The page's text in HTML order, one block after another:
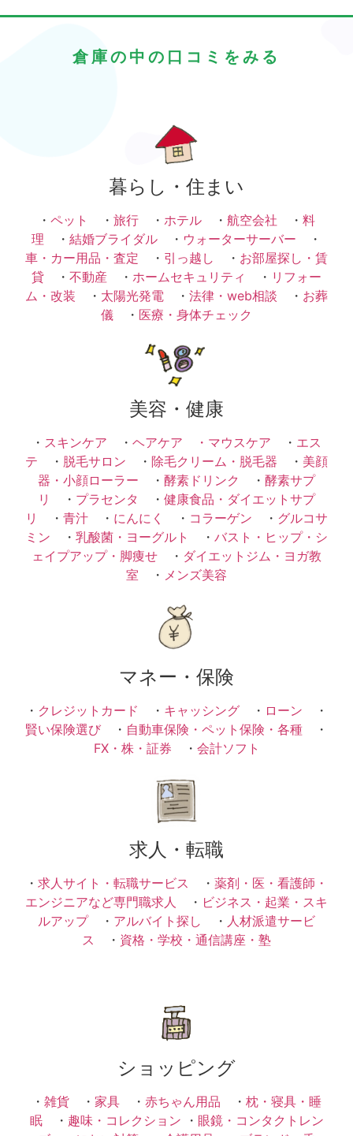
倉庫の中の口コミをみる
暮らし・住まい
・ ペット ・ 旅行 ・ ホテル ・ 航空会社 ・ 料
理 ・ 結婚ブライダル ・ ウォーターサーバー ・
車・カー用品・査定 ・ 引っ越し ・ お部屋探し・賃
貸 ・ 不動産 ・ ホームセキュリティ ・ リフォー
ム・改装 ・ 太陽光発電 ・ 法律・web相談 ・ お葬
儀 ・ 医療・身体チェック
美容・健康
・ スキンケア ・ ヘアケア ・ マウスケア ・ エス
テ ・ 脱毛サロン ・ 除毛クリーム・脱毛器 ・ 美顔
器・小顔ローラー ・ 酵素ドリンク ・ 酵素サプ
リ
・ プラセンタ ・ 健康食品・ダイエットサプ
リ
・ 青汁 ・ にんにく ・ コラーゲン ・ グルコサ
ミン ・ 乳酸菌・ヨーグルト ・ バスト・ヒップ・シ
ェイプアップ・脚痩せ ・ ダイエットジム・ヨガ教
室 ・ メンズ美容
マネー・保険
・ クレジットカード ・ キャッシング ・ ローン ・
賢い保険選び ・ 自動車保険・ペット保険・各種 ・
FX・株・証券 ・ 会計ソフト
求人・転職
・ 求人サイト・転職サービス ・ 薬剤・医・看護師・
エンジニアなど専門職求人
・ ビジネス・起業・スキ
ルアップ・ アルバイト探し ・ 人材派遣サービ
ス ・ 資格・学校・通信講座・塾
ショッピング
・ 雑貨 ・ 家具 ・ 赤ちゃん用品 ・ 枕・寝具・睡
眠・ 趣味・コレクション ・ 眼鏡・コンタクトレン